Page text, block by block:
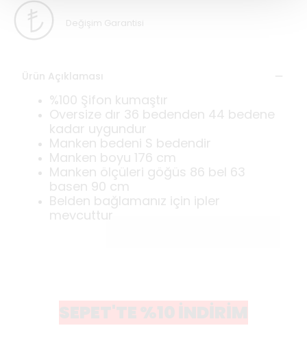
Değişim Garantisi
Ürün Açıklaması
%100 Şifon kumaştır
Oversize dır 36 bedenden 44 bedene
kadar uygundur
Manken bedeni S bedendir
Manken boyu 176 cm
Manken ölçüleri göğüs 86 bel 63
basen 90 cm
Belden bağlamanız için ipler
mevcuttur
SEPET'TE %10 İNDİRİM